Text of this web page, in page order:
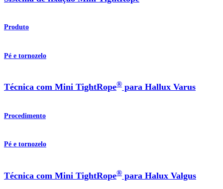
Produto
Pé e tornozelo
Técnica com Mini TightRope® para Hallux Varus
Procedimento
Pé e tornozelo
Técnica com Mini TightRope® para Halux Valgus